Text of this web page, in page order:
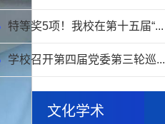
特等奖5项！我校在第十五届“...
学校召开第四届党委第三轮巡...
文化学术